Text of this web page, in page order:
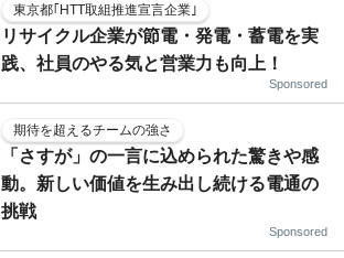
東京都｢HTT取組推進宣言企業｣
リサイクル企業が節電・発電・蓄電を実
践、社員のやる気と営業力も向上！
Sponsored
期待を超えるチームの強さ
「さすが」の一言に込められた驚きや感
動。新しい価値を生み出し続ける電通の
挑戦
Sponsored